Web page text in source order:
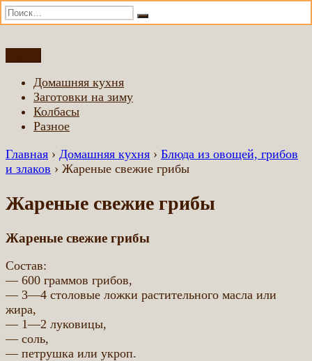
Искать:
Поиск
содержимому
Домашняя еда всем
Еда приготовленная по домашним рецептам
Домашняя кухня
Заготовки на зиму
Колбасы
Разное
Главная › Домашняя кухня › Блюда из овощей, грибов
и злаков › Жареные свежие грибы
Жареные свежие грибы
Жареные свежие грибы
Состав:
— 600 граммов грибов,
— 3—4 столовые ложки растительного масла или
жира,
— 1—2 луковицы,
— соль,
— петрушка или укроп.